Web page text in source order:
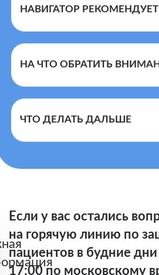
сделать
ОТКАЗ ЛЕЧАЩЕГО ВРАЧА
РЕЦЕПТ НА 90/180 ДНЕЙ
ХРОНИЧЕСКОМУ
ПАЦИЕНТУ НЕ ЯВЛЯЕТСЯ
НАВИГАТОР РЕКОМЕНДУЕТ
заболевание
промежуток
НА ЧТО ОБРАТИТЬ
решить проблему
имеет юридической
обращение.
Письменное
приносить в двух
ЧТО ДЕЛАТЬ ДАЛЬШЕ
Если у вас остались
на горячую линию по
пациентов в будние
17:00 по московскому